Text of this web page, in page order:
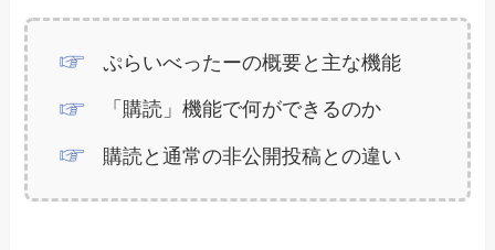
ぷらいべったーの概要と主な機能
「購読」機能で何ができるのか
購読と通常の非公開投稿との違い